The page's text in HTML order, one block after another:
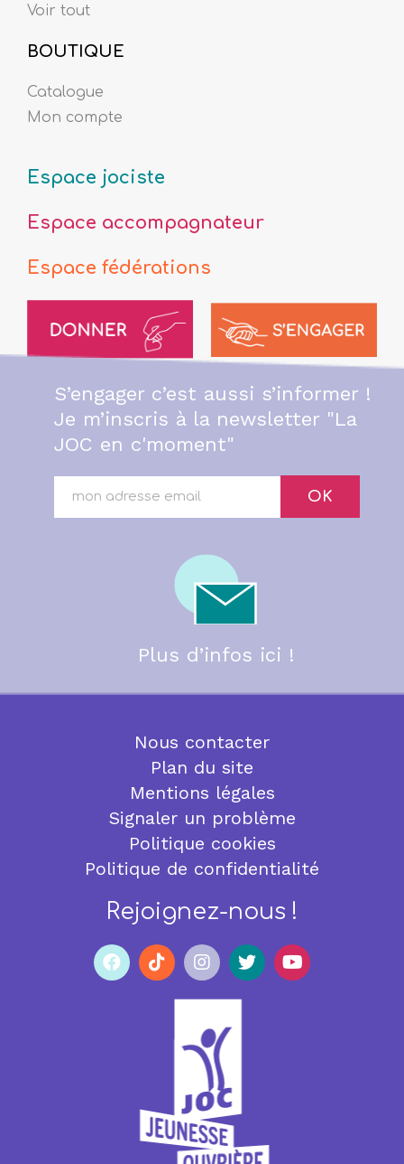
Voir tout
BOUTIQUE
Catalogue
Mon compte
Espace jociste
Espace accompagnateur
Espace fédérations
S’engager c’est aussi s’informer !
Je m’inscris à la newsletter "La
JOC en c'moment"
OK
Plus d’infos ici !
Nous contacter
Plan du site
Mentions légales
Signaler un problème
Politique cookies
Politique de confidentialité
Rejoignez-nous !